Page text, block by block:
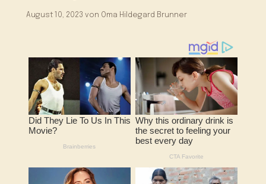
August 10, 2023 von Oma Hildegard Brunner